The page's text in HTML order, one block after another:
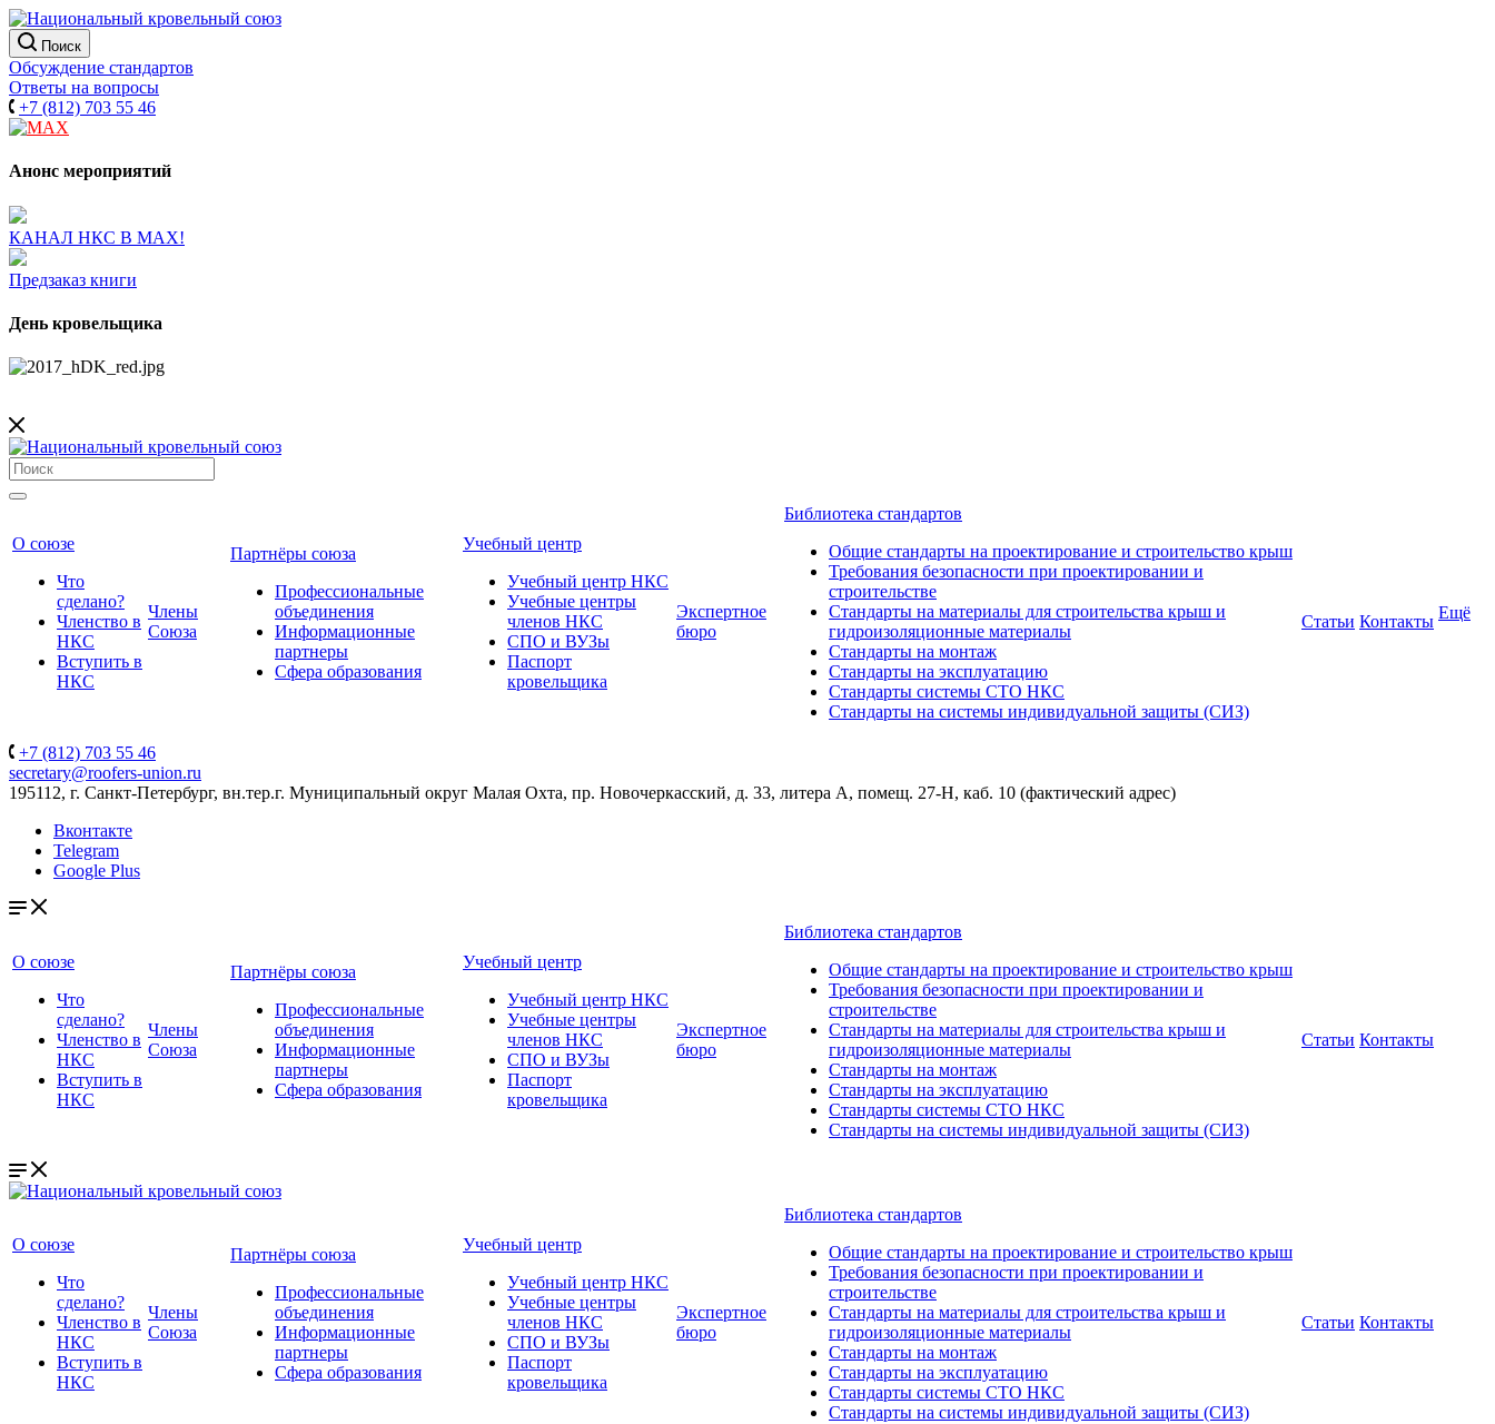
Поиск
Обсуждение стандартов
Ответы на вопросы
+7 (812) 703 55 46
Анонс мероприятий
КАНАЛ НКС В МАХ!
Предзаказ книги
День кровельщика
О союзе
Что
сделано?
Членство в
НКС
Вступить в
НКС
Члены
Союза
Партнёры союза
Профессиональные
объединения
Информационные
партнеры
Сфера образования
Учебный центр
Учебный центр НКС
Учебные центры
членов НКС
СПО и ВУЗы
Паспорт
кровельщика
Экспертное
бюро
Библиотека стандартов
Общие стандарты на проектирование и строительство крыш
Требования безопасности при проектировании и
строительстве
Стандарты на материалы для строительства крыш и
гидроизоляционные материалы
Стандарты на монтаж
Стандарты на эксплуатацию
Стандарты системы СТО НКС
Стандарты на системы индивидуальной защиты (СИЗ)
Статьи Контакты Ещё
+7 (812) 703 55 46
secretary@roofers-union.ru
195112, г. Санкт-Петербург, вн.тер.г. Муниципальный округ Малая Охта, пр. Новочеркасский, д. 33, литера А, помещ. 27-Н, каб. 10 (фактический адрес)
Вконтакте
Telegram
Google Plus
О союзе
Что
сделано?
Членство в
НКС
Вступить в
НКС
Члены
Союза
Партнёры союза
Профессиональные
объединения
Информационные
партнеры
Сфера образования
Учебный центр
Учебный центр НКС
Учебные центры
членов НКС
СПО и ВУЗы
Паспорт
кровельщика
Экспертное
бюро
Библиотека стандартов
Общие стандарты на проектирование и строительство крыш
Требования безопасности при проектировании и
строительстве
Стандарты на материалы для строительства крыш и
гидроизоляционные материалы
Стандарты на монтаж
Стандарты на эксплуатацию
Стандарты системы СТО НКС
Стандарты на системы индивидуальной защиты (СИЗ)
Статьи Контакты
О союзе
Что
сделано?
Членство в
НКС
Вступить в
НКС
Члены
Союза
Партнёры союза
Профессиональные
объединения
Информационные
партнеры
Сфера образования
Учебный центр
Учебный центр НКС
Учебные центры
членов НКС
СПО и ВУЗы
Паспорт
кровельщика
Экспертное
бюро
Библиотека стандартов
Общие стандарты на проектирование и строительство крыш
Требования безопасности при проектировании и
строительстве
Стандарты на материалы для строительства крыш и
гидроизоляционные материалы
Стандарты на монтаж
Стандарты на эксплуатацию
Стандарты системы СТО НКС
Стандарты на системы индивидуальной защиты (СИЗ)
Статьи Контакты